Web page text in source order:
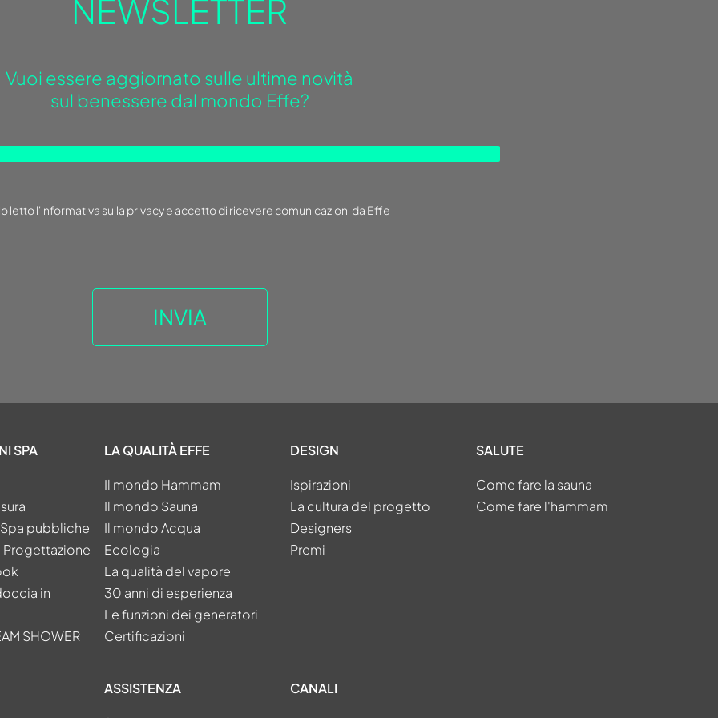
NEWSLETTER
Vuoi essere aggiornato sulle ultime novità
sul benessere dal mondo Effe?
lettol'informativa sulla privacye accetto di ricevere comunicazioni da Effe
SPA
pubbliche
in
SHOWER
LA QUALITÀ EFFE
Il mondo Hammam
Il mondo Sauna
Il mondo Acqua
Ecologia
La qualità del vapore
30 anni di esperienza
Le funzioni dei generatori
Certificazioni
DESIGN
Ispirazioni
La cultura del progetto
Designers
Premi
SALUTE
Come fare la sauna
Come fare l'hammam
ASSISTENZA CANALI